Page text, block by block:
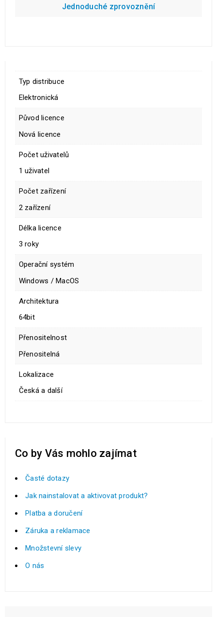
Jednoduché zprovoznění
Typ distribuce
Elektronická
Původ licence
Nová licence
Počet uživatelů
1 uživatel
Počet zařízení
2 zařízení
Délka licence
3 roky
Operační systém
Windows / MacOS
Architektura
64bit
Přenositelnost
Přenositelná
Lokalizace
Česká a další
Co by Vás mohlo zajímat
Časté dotazy
Jak nainstalovat a aktivovat produkt?
Platba a doručení
Záruka a reklamace
Množstevní slevy
O nás